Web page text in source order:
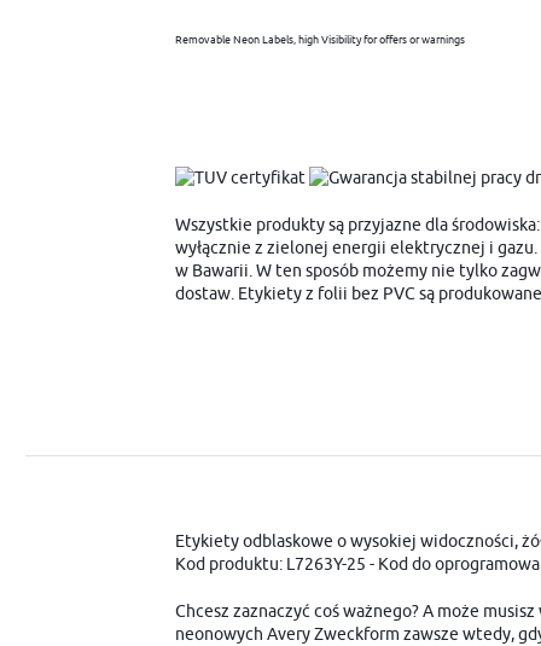
Removable Neon Labels, high Visibility for offers or warnings
Wszystkie produkty są przyjazne dla
wyłącznie z zielonej energii elektrycznej i
w Bawarii. W ten sposób możemy nie tylko
dostaw. Etykiety z folii bez PVC są
Etykiety odblaskowe o wysokiej widoczności,
Kod produktu: L7263Y-25 - Kod do
Chcesz zaznaczyć coś ważnego? A może
neonowych Avery Zweckform zawsze wtedy,